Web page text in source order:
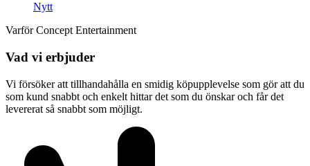
Nytt
Varför Concept Entertainment
Vad vi erbjuder
Vi försöker att tillhandahålla en smidig köpupplevelse som gör att du
som kund snabbt och enkelt hittar det som du önskar och får det
levererat så snabbt som möjligt.